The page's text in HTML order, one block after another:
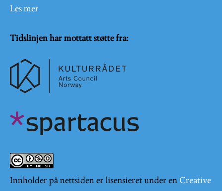
Les mer
Tidslinjen har mottatt støtte fra:
Innholder på nettsiden er lisensieret under en Creative